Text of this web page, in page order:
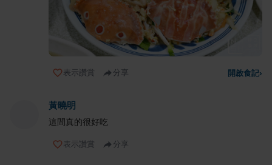
表示讚賞 分享 開啟食記›
黃曉明
這間真的很好吃
表示讚賞 分享